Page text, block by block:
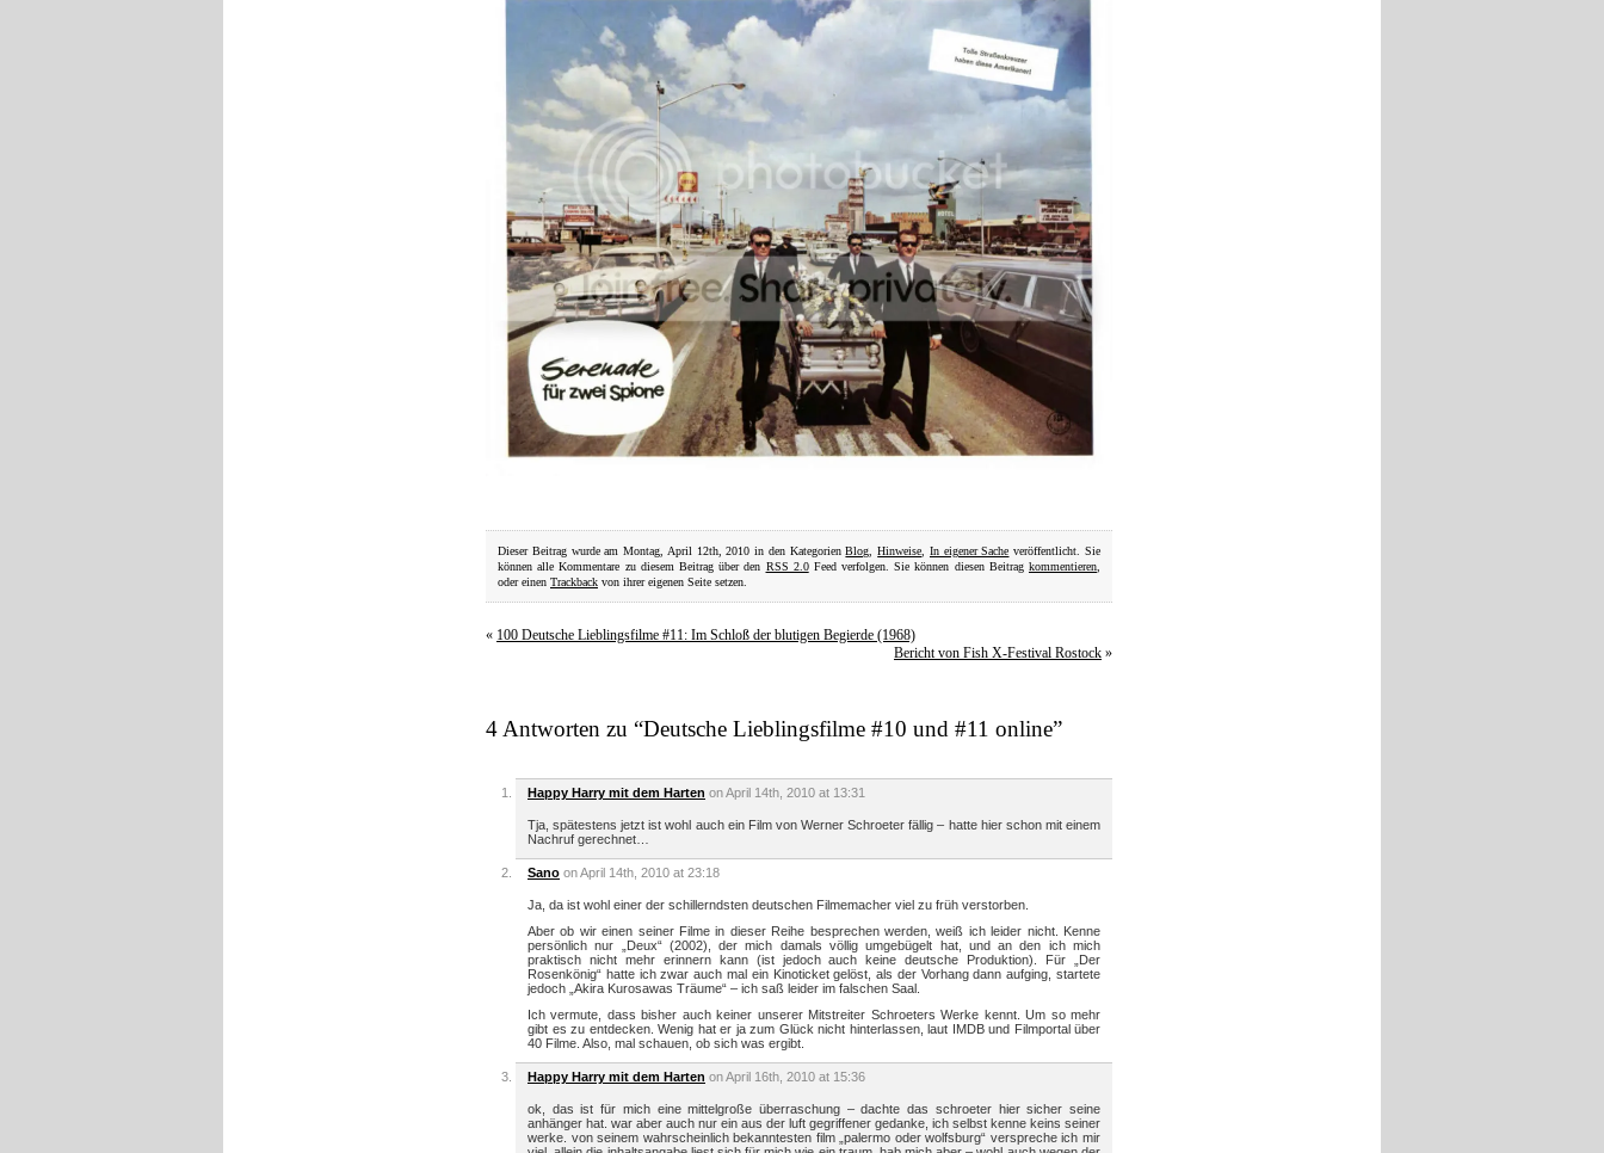
Dieser Beitrag wurde am Montag, April 12th, 2010 in den KategorienBlog ,Hinweise In eigener Sache veröffentlicht. Sie
können alle Kommentare zu diesem Beitrag über den RSS 2.0Feed verfolgen. Sie können diesen Beitrag kommentieren
oder einen Trackback von ihrer eigenen Seite setzen.
« 100 Deutsche Lieblingsfilme #11: Im Schloß der blutigen Begierde (1968)
Bericht von Fish X-Festival Rostock »
4 Antworten zu “Deutsche Lieblingsfilme #10 und #11 online”
Happy Harry mit dem Harten on April 14th, 2010 at 13:31
Tja, spätestens jetzt ist wohl auch ein Film von Werner Schroeter fällig – hatte hier schon mit einem
Nachruf gerechnet…
Sano on April 14th, 2010 at 23:18
Ja, da ist wohl einer der schillerndsten deutschen Filmemacher viel zu früh verstorben.
Aber ob wir einen seiner Filme in dieser Reihe besprechen werden, weiß ich leider nicht. Kenne
persönlich nur „Deux“ (2002), der mich damals völlig umgebügelt hat, und an den ich mich
praktisch nicht mehr erinnern kann (ist jedoch auch keine deutsche Produktion). Für „Der
Rosenkönig“ hatte ich zwar auch mal ein Kinoticket gelöst, als der Vorhang dann aufging, startete
jedoch „Akira Kurosawas Träume“ – ich saß leider im falschen Saal.
Ich vermute, dass bisher auch keiner unserer Mitstreiter Schroeters Werke kennt. Um so mehr
gibt es zu entdecken. Wenig hat er ja zum Glück nicht hinterlassen, laut IMDB und Filmportal über
40 Filme. Also, mal schauen, ob sich was ergibt.
Happy Harry mit dem Harten on April 16th, 2010 at 15:36
ok, das ist für mich eine mittelgroße überraschung – dachte das schroeter hier sicher seine
anhänger hat. war aber auch nur ein aus der luft gegriffener gedanke, ich selbst kenne keins seiner
werke. von seinem wahrscheinlich bekanntesten film „palermo oder wolfsburg“ verspreche ich mir